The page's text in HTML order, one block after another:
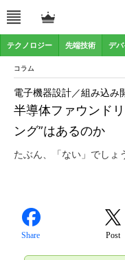
テクノロジー 先端技術 デバ
コラム
半導体ファウンド
ング”はあるのか
電子機器設計／組み込み
たぶん、「ない」でしょ
Share Post